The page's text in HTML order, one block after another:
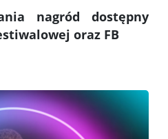
nagród dostępny
oraz FB